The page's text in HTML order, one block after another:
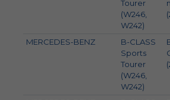
Tourer
(W246,
W242)
MERCEDES-BENZ
B-CLASS
Sports
Tourer
(W246,
W242)